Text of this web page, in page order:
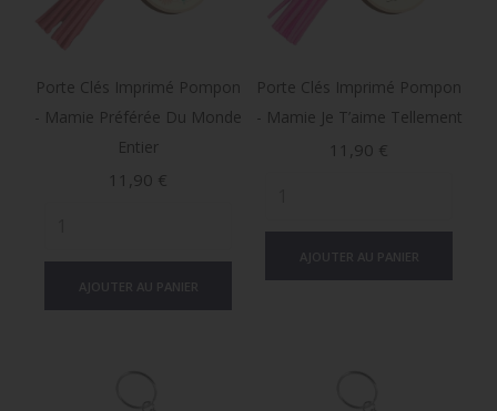
Porte Clés Imprimé Pompon
- Mamie Préférée Du Monde
Entier
Prix
11,90 €
Porte Clés Imprimé Pompon
- Mamie Je T’aime Tellement
Prix
11,90 €